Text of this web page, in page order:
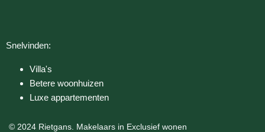
Snelvinden:
Villa's
Betere woonhuizen
Luxe appartementen
© 2024 Rietgans. Makelaars in Exclusief wonen